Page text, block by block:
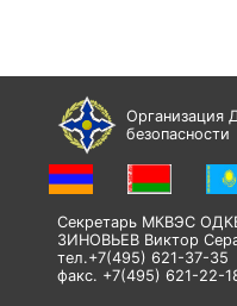
Организация
безопасности
Секретарь МКВЭС
ЗИНОВЬЕВ Виктор
тел.+7(495) 621-37-35
факс. +7(495) 621-22-